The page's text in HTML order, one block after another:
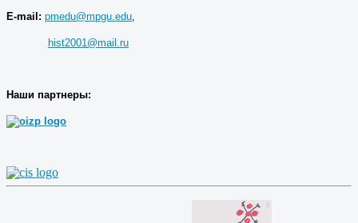
E-mail: pmedu@mpgu.edu
hist2001@mail.ru
Наши партнеры: